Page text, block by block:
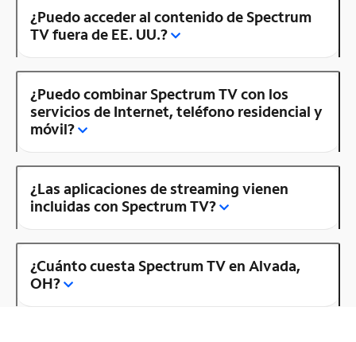
¿Puedo acceder al contenido de Spectrum
TV fuera de EE. UU.?
¿Puedo combinar Spectrum TV con los
servicios de Internet, teléfono residencial y
móvil?
¿Las aplicaciones de streaming vienen
incluidas con Spectrum TV?
¿Cuánto cuesta Spectrum TV en Alvada,
OH?